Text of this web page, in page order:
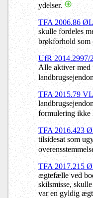
ydelser.
TFA 2006.86
skulle fordeles
brøkforhold som
UfR
Alle aktiver
TFA 2015.79
formulering
TFA 2016.423
tilsidesat som
TFA 2017.215
ægtefælle ved
skilsmisse,
var en gyldig